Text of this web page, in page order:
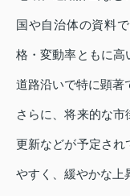
国や自治体の資料
格・変動率ともに高
道路沿いで特に顕著
さらに、将来的な
更新などが予定され
やすく、緩やかな上